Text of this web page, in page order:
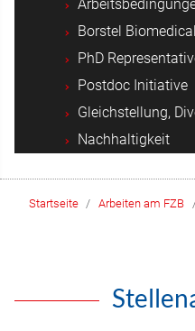
Borstel
PhD
Postdoc Initiative
Gleichstellung,
Nachhaltigkeit
Startseite Arbeiten am FZB